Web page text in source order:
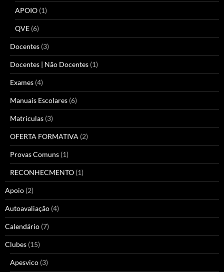
APOIO (1)
QVE (6)
Docentes (3)
Docentes | Não Docentes (1)
Exames (4)
Manuais Escolares (6)
Matriculas (3)
OFERTA FORMATIVA (2)
Provas Comuns (1)
RECONHECMENTO (1)
Apoio (2)
Autoavaliação (4)
Calendário (7)
Clubes (15)
Apesvico (3)